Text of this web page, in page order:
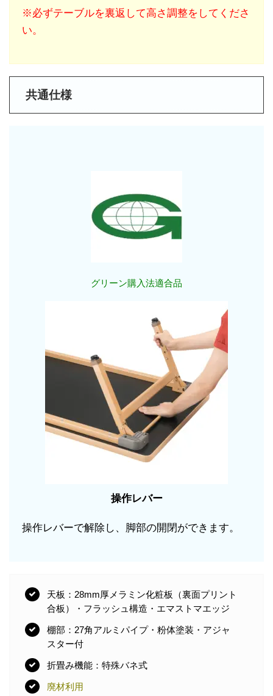
※必ずテーブルを裏返して高さ調整をしてくださ
い。
共通仕様
グリーン購入法適合品
操作レバー
操作レバーで解除し、脚部の開閉ができます。
天板：28mm厚メラミン化粧板（裏面プリント
合板）・フラッシュ構造・エマストマエッジ
棚部：27角アルミパイプ・粉体塗装・アジャ
スター付
折畳み機能：特殊バネ式
廃材利用